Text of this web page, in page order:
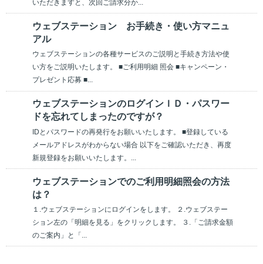
いただきますと、次回ご請求分か...
ウェブステーション お手続き・使い方マニュ
アル
ウェブステーションの各種サービスのご説明と手続き方法や使
い方をご説明いたします。 ■ご利用明細 照会 ■キャンペーン・
プレゼント応募 ■...
ウェブステーションのログインＩＤ・パスワー
ドを忘れてしまったのですが？
IDとパスワードの再発行をお願いいたします。 ■登録している
メールアドレスがわからない場合 以下をご確認いただき、再度
新規登録をお願いいたします。...
ウェブステーションでのご利用明細照会の方法
は？
１.ウェブステーションにログインをします。 ２.ウェブステー
ション左の「明細を見る」をクリックします。 ３.「ご請求金額
のご案内」と「...